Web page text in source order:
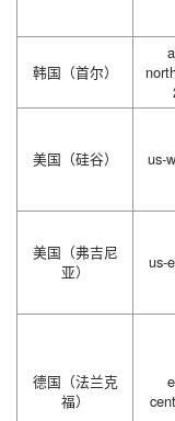
韩国（首尔）
美国（硅谷） us-
美国（弗吉尼
亚）
us-
德国（法兰克
福）